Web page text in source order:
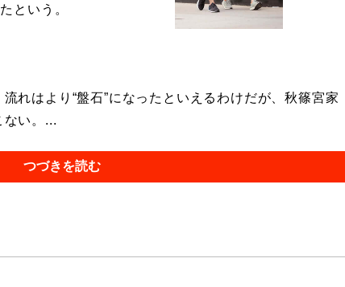
という。
れはより“盤石”になったといえるわけだが、秋篠宮家
ない。...
つづきを読む